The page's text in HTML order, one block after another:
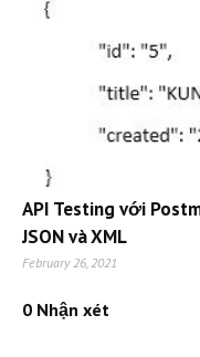
API Testing với
JSON và XML
February 26, 2021
0 Nhận xét